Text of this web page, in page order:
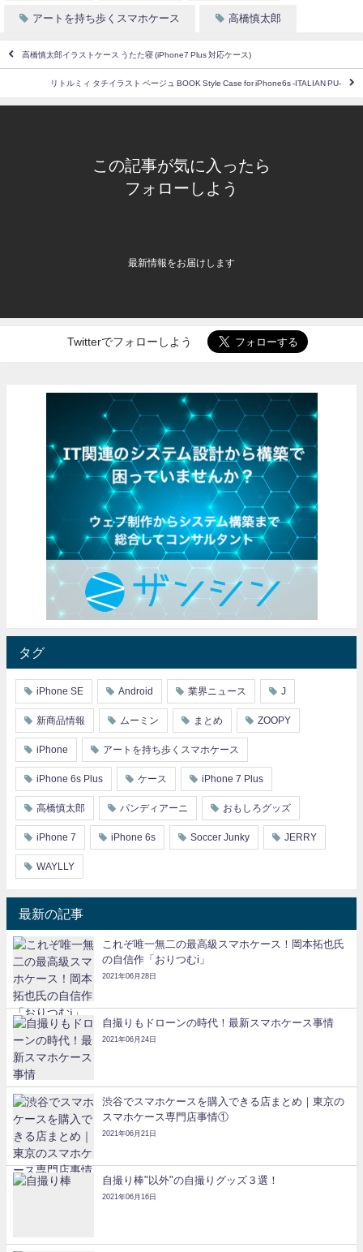
アートを持ち歩くスマホケース 高橋慎太郎
高橋慎太郎イラストケース うたた寝 (iPhone7 Plus 対応ケース)
リトルミィ タチイラスト ベージュ BOOK Style Case for iPhone6s -ITALIAN PU-
この記事が気に入ったら
フォローしよう
最新情報をお届けします
Twitterでフォローしよう
タグ
iPhone SE Android 業界ニュース J
新商品情報 ムーミン まとめ ZOOPY
iPhone アートを持ち歩くスマホケース
iPhone 6s Plus ケース iPhone 7 Plus
高橋慎太郎 パンディアーニ おもしろグッズ
iPhone 7 iPhone 6s Soccer Junky JERRY
WAYLLY
最新の記事
これぞ唯一無二の最高級スマホケース！岡本拓也氏
の自信作「おりつむi」
2021年06月28日
自撮りもドローンの時代！最新スマホケース事情
2021年06月24日
渋谷でスマホケースを購入できる店まとめ｜東京の
スマホケース専門店事情①
2021年06月21日
自撮り棒"以外"の自撮りグッズ３選！
2021年06月16日